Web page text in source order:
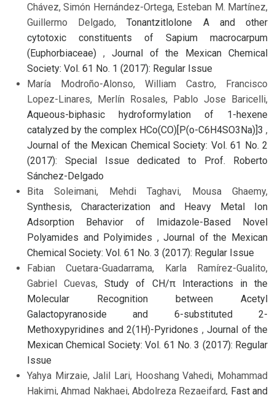
Chávez, Simón Hernández-Ortega, Esteban M. Martínez,
Guillermo Delgado,Tonantzitlolone A and other
cytotoxic constituents of Sapium macrocarpum
(Euphorbiaceae) , Journal of the Mexican Chemical
Society: Vol. 61 No. 1 (2017): Regular Issue
María Modroño-Alonso, William Castro, Francisco
Lopez-Linares, Merlín Rosales, Pablo Jose Baricelli,
Aqueous-biphasic hydroformylation of 1-hexene
catalyzed by the complex HCo(CO)[P(o-C6H4SO3Na)]3 ,
Journal of the Mexican Chemical Society: Vol. 61 No. 2
(2017): Special Issue dedicated to Prof. Roberto
Sánchez-Delgado
Bita Soleimani, Mehdi Taghavi, Mousa Ghaemy,
Synthesis, Characterization and Heavy Metal Ion
Adsorption Behavior of Imidazole-Based Novel
Polyamides and Polyimides ,Journal of the Mexican
Chemical Society: Vol. 61 No. 3 (2017): Regular Issue
Fabian Cuetara-Guadarrama, Karla Ramírez-Gualito,
Gabriel Cuevas,Study of CH/π Interactions in the
Molecular Recognition between Acetyl
Galactopyranoside and 6-substituted 2-
Methoxypyridines and 2(1H)-Pyridones , Journal of the
Mexican Chemical Society: Vol. 61 No. 3 (2017): Regular
Issue
Yahya Mirzaie, Jalil Lari, Hooshang Vahedi, Mohammad
Hakimi, Ahmad Nakhaei, Abdolreza Rezaeifard, Fast and